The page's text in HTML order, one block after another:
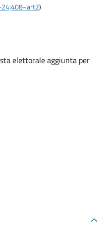
)
elettorale aggiunta per